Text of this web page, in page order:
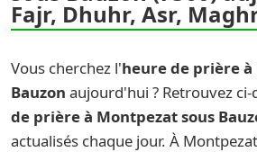
Fajr, Dhuhr, Asr,
Vous cherchez l'heure de prière
Bauzon aujourd'hui ? Retrouvez ci-
de prière à Montpezat sous
actualisés chaque jour. À